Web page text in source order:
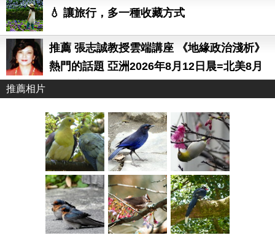
💧 讓旅行，多一種收藏方式
推薦 張志誠教授雲端講座 《地緣政治淺析》
熱門的話題 亞洲2026年8月12日晨=北美8月
推薦相片